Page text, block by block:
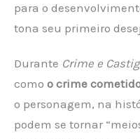
para o
tona seu primeiro
Durante Crime e
como o crime
o personagem, na
podem se tornar